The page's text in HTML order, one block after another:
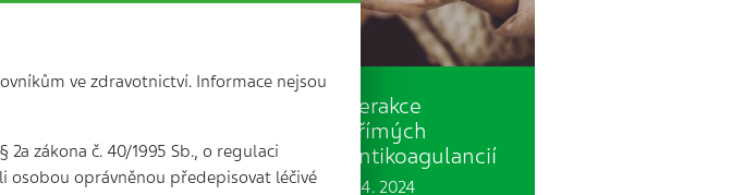
2023
Lékové interakce
warfarinu a přímých
perorálních antikoagulancií
13 min. | 26. 4. 2024
ve zdravotnictví. Informace nejsou
zákona č. 40/1995 Sb., o regulaci
osobou oprávněnou předepisovat léčivé